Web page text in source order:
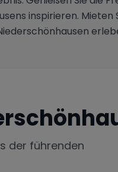
inspirieren. Mieten
der führenden